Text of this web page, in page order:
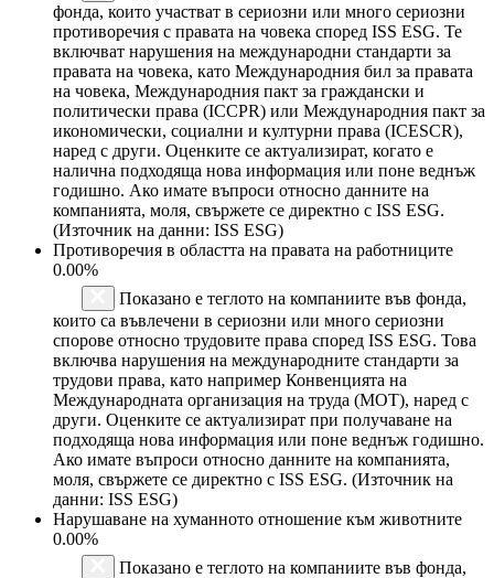
фонда, които участват в сериозни или много сериозни
противоречия с правата на човека според ISS ESG. Те
включват нарушения на международни стандарти за
правата на човека, като Международния бил за правата
на човека, Международния пакт за граждански и
политически права (ICCPR) или Международния пакт за
икономически, социални и културни права (ICESCR),
наред с други. Оценките се актуализират, когато е
налична подходяща нова информация или поне веднъж
годишно. Ако имате въпроси относно данните на
компанията, моля, свържете се директно с ISS ESG.
(Източник на данни: ISS ESG)
Противоречия в областта на правата на работниците
0.00%
Показано е теглото на компаниите във фонда,
които са въвлечени в сериозни или много сериозни
спорове относно трудовите права според ISS ESG. Това
включва нарушения на международните стандарти за
трудови права, като например Конвенцията на
Международната организация на труда (МОТ), наред с
други. Оценките се актуализират при получаване на
подходяща нова информация или поне веднъж годишно.
Ако имате въпроси относно данните на компанията,
моля, свържете се директно с ISS ESG. (Източник на
данни: ISS ESG)
Нарушаване на хуманното отношение към животните
0.00%
Показано е теглото на компаниите във фонда,